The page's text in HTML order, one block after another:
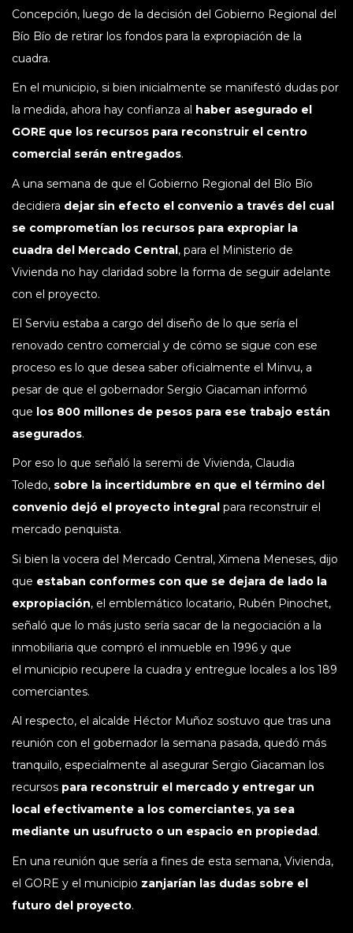
Concepción, luego de la decisión del Gobierno Regional del
Bío Bío de retirar los fondos para la expropiación de la
cuadra.
En el municipio, si bien inicialmente se manifestó dudas por
la medida, ahora hay confianza al
haber asegurado el
GORE que los recursos para reconstruir el centro
comercial serán entregados.
A una semana de que el Gobierno Regional del Bío Bío
decidiera dejar sin efecto el convenio a través del cual
se comprometían los recursos para expropiar la
cuadra del Mercado Central, para el Ministerio de
Vivienda no hay claridad sobre la forma de seguir adelante
con el proyecto.
El Serviu estaba a cargo del diseño de lo que sería el
renovado centro comercial y de cómo se sigue con ese
proceso es lo que desea saber oficialmente el Minvu, a
pesar de que el gobernador Sergio Giacaman informó
que los 800 millones de pesos para ese trabajo están
asegurados.
Por eso lo que señaló la seremi de Vivienda, Claudia
Toledo, sobre la incertidumbre en que el término del
convenio dejó el proyecto integral para reconstruir el
mercado penquista.
Si bien la vocera del Mercado Central, Ximena Meneses, dijo
que estaban conformes con que se dejara de lado la
expropiación, el emblemático locatario, Rubén Pinochet,
señaló que lo más justo sería sacar de la negociación a la
inmobiliaria que compró el inmueble en 1996 y que
el municipio recupere la cuadra y entregue locales a los 189
comerciantes.
Al respecto, el alcalde Héctor Muñoz sostuvo que tras una
reunión con el gobernador la semana pasada, quedó más
tranquilo, especialmente al asegurar Sergio Giacaman los
recursos para reconstruir el mercado y entregar un
local efectivamente a los comerciantes, ya sea
mediante un usufructo o un espacio en propiedad.
En una reunión que sería a fines de esta semana, Vivienda,
el GORE y el municipio zanjarían las dudas sobre el
futuro del proyecto.